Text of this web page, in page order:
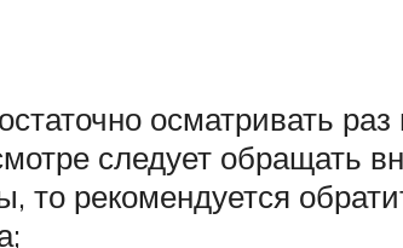
осматривать
следует обращать
рекомендуется